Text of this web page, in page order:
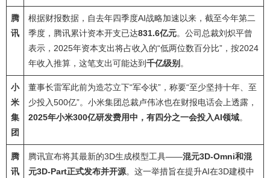
腾
讯
根据财报数据，自去年四季度AI战略加速以来，截至今年第二
季度，腾讯累计资本开支已达831.6亿元。公司总裁刘炽平曾
表示，2025年资本支出将占收入的“低两位数百分比”，按2024
年收入推算，这笔支出可能达到千亿级别 。
小
米
集
团
董事长雷军此前为造芯立下“军令状”，称要“至少坚持十年、至
少投入500亿”。小米集团总裁卢伟冰也在财报电话会上透露，
2025年小米300亿研发费用中，有四分之一会投入AI领域。
腾
讯
腾讯宣布将其最新的3D生成模型工具——混元3D-Omni和混
元3D-Part正式发布并开源。这一举措旨在提升AI在3D建模中